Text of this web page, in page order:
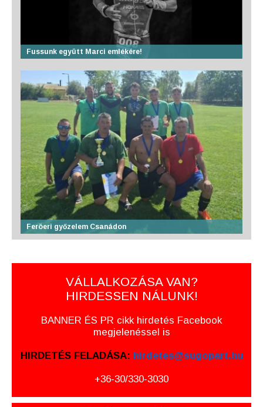
Fussunk együtt Marci emlékére!
Feröeri győzelem Csanádon
VÁLLALKOZÁSA VAN?
HIRDESSEN NÁLUNK!
BANNER ÉS PR cikk hirdetés Facebook
megjelenéssel is
HIRDETÉS FELADÁSA: hirdetes@sugopart.hu
+36-30/330-3030